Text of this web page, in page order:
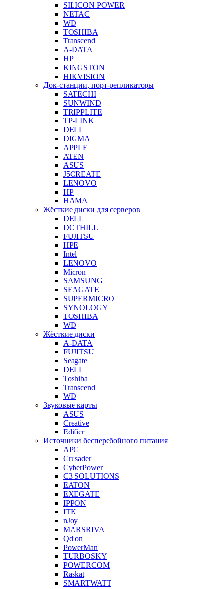
SILICON POWER
NETAC
WD
TOSHIBA
Transcend
A-DATA
HP
KINGSTON
HIKVISION
Док-станции, порт-репликаторы
SATECHI
SUNWIND
TRIPPLITE
TP-LINK
DELL
DIGMA
APPLE
ATEN
ASUS
J5CREATE
LENOVO
HP
HAMA
Жёсткие диски для серверов
DELL
DOTHILL
FUJITSU
HPE
Intel
LENOVO
Micron
SAMSUNG
SEAGATE
SUPERMICRO
SYNOLOGY
TOSHIBA
WD
Жёсткие диски
A-DATA
FUJITSU
Seagate
DELL
Toshiba
Transcend
WD
Звуковые карты
ASUS
Creative
Edifier
Источники бесперебойного питания
APC
Crusader
CyberPower
C3 SOLUTIONS
EATON
EXEGATE
IPPON
ITK
nJoy
MARSRIVA
Qdion
PowerMan
TURBOSKY
POWERCOM
Raskat
SMARTWATT